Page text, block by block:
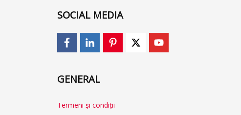
SOCIAL MEDIA
GENERAL
Termeni și condiții